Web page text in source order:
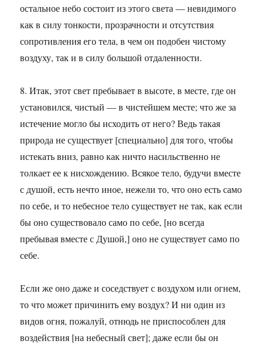
остальное небо состоит из этого света — невидимого
как в силу тонкости, прозрачности и отсутствия
сопротивления его тела, в чем он подобен чистому
воздуху, так и в силу большой отдаленности.
8. Итак, этот свет пребывает в высоте, в месте, где он
установился, чистый — в чистейшем месте; что же за
истечение могло бы исходить от него? Ведь такая
природа не существует [специально] для того, чтобы
истекать вниз, равно как ничто насильственно не
толкает ее к нисхождению. Всякое тело, будучи вместе
с душой, есть нечто иное, нежели то, что оно есть само
по себе, и то небесное тело существует не так, как если
бы оно существовало само по себе, [но всегда
пребывая вместе с Душой,] оно не существует само по
себе.
Если же оно даже и соседствует с воздухом или огнем,
то что может причинить ему воздух? И ни один из
видов огня, пожалуй, отнюдь не приспособлен для
воздействия [на небесный свет]; даже если бы он